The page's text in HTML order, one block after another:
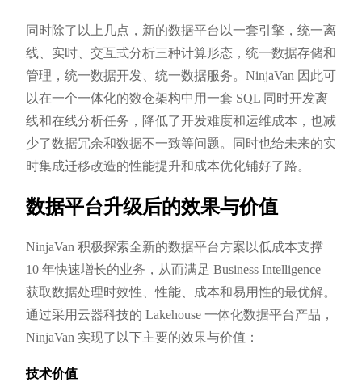
同时除了以上几点，新的数据平台以一套引擎，统一离
线、实时、交互式分析三种计算形态，统一数据存储和
管理，统一数据开发、统一数据服务。NinjaVan 因此可
以在一个一体化的数仓架构中用一套 SQL 同时开发离
线和在线分析任务，降低了开发难度和运维成本，也减
少了数据冗余和数据不一致等问题。同时也给未来的实
时集成迁移改造的性能提升和成本优化铺好了路。
数据平台升级后的效果与价值
NinjaVan 积极探索全新的数据平台方案以低成本支撑
10 年快速增长的业务，从而满足 Business Intelligence
获取数据处理时效性、性能、成本和易用性的最优解。
通过采用云器科技的 Lakehouse 一体化数据平台产品，
NinjaVan 实现了以下主要的效果与价值：
技术价值